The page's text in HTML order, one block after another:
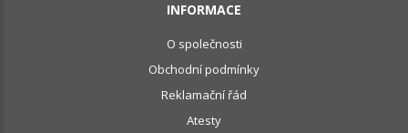
INFORMACE
O společnosti
Obchodní podmínky
Reklamační řád
Atesty